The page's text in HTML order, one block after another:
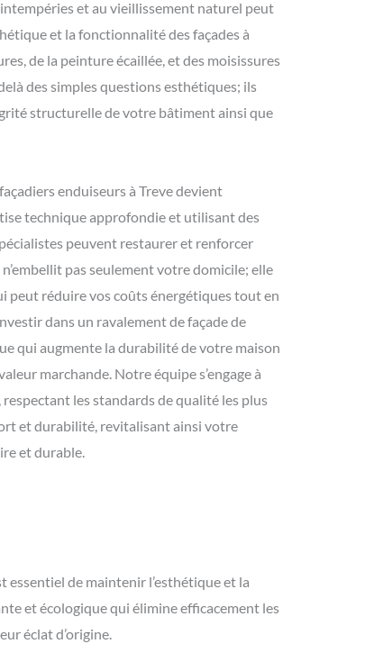
intempéries et au vieillissement naturel peut
et la fonctionnalité des façades à
de la peinture écaillée, et des moisissures
des simples questions esthétiques; ils
structurelle de votre bâtiment ainsi que
enduiseurs à Treve devient
technique approfondie et utilisant des
peuvent restaurer et renforcer
pas seulement votre domicile; elle
peut réduire vos coûts énergétiques tout en
dans un ravalement de façade de
qui augmente la durabilité de votre maison
marchande. Notre équipe s’engage à
les standards de qualité les plus
et durabilité, revitalisant ainsi votre
et durable.
de maintenir l’esthétique et la
et écologique qui élimine efficacement les
éclat d’origine.